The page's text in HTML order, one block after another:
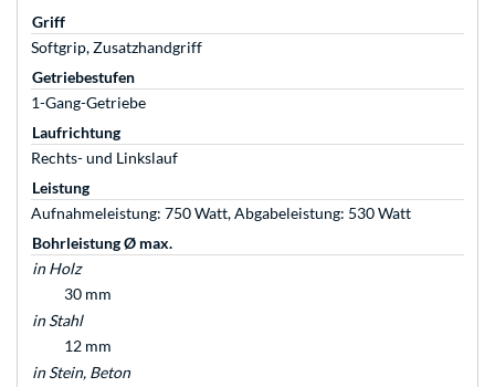
Griff
Softgrip, Zusatzhandgriff
Getriebestufen
1-Gang-Getriebe
Laufrichtung
Rechts- und Linkslauf
Leistung
Aufnahmeleistung: 750 Watt, Abgabeleistung: 530 Watt
Bohrleistung Ø max.
in Holz
30 mm
in Stahl
12 mm
in Stein, Beton